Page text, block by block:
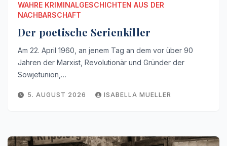
WAHRE KRIMINALGESCHICHTEN AUS DER
NACHBARSCHAFT
Der poetische Serienkiller
Am 22. April 1960, an jenem Tag an dem vor über 90
Jahren der Marxist, Revolutionär und Gründer der
Sowjetunion,…
5. AUGUST 2026 ISABELLA MUELLER